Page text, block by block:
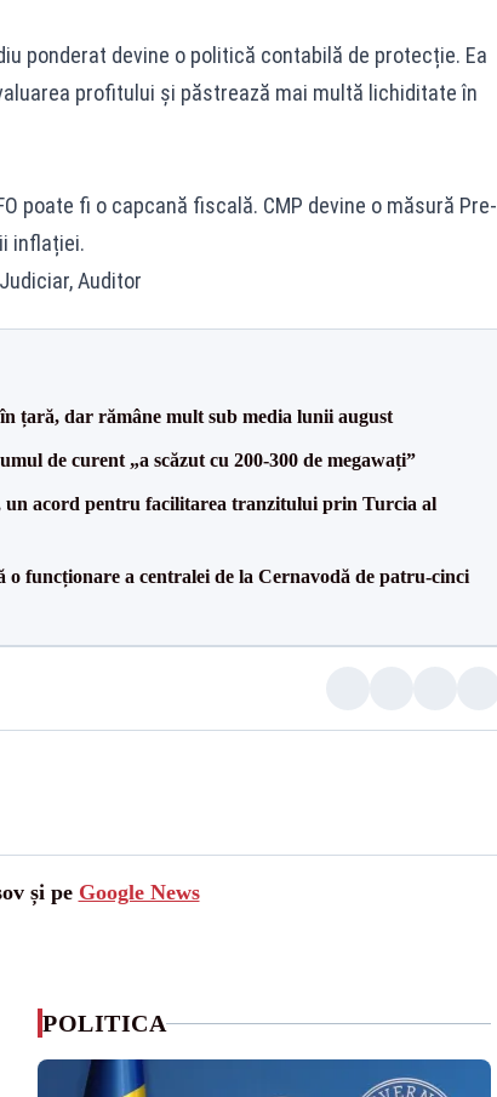
ponderat devine o politică contabilă de protecție. Ea
profitului și păstrează mai multă lichiditate în
poate fi o capcană fiscală. CMP devine o măsură Pre-
inflației.
Auditor
țară, dar rămâne mult sub media lunii august
de curent „a scăzut cu 200-300 de megawați”
un acord pentru facilitarea tranzitului prin Turcia al
funcționare a centralei de la Cernavodă de patru-cinci
și pe Google News
POLITICA